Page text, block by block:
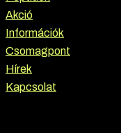
Akció
Információk
Csomagpont
Hírek
Kapcsolat